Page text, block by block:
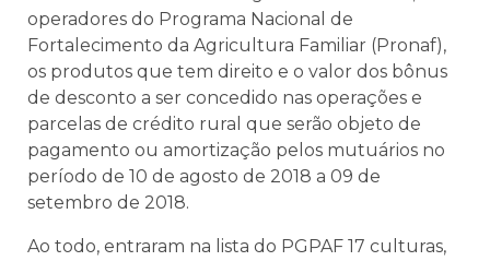
operadores do Programa Nacional de
Fortalecimento da Agricultura Familiar (Pronaf),
os produtos que tem direito e o valor dos bônus
de desconto a ser concedido nas operações e
parcelas de crédito rural que serão objeto de
pagamento ou amortização pelos mutuários no
período de 10 de agosto de 2018 a 09 de
setembro de 2018.
Ao todo, entraram na lista do PGPAF 17 culturas,